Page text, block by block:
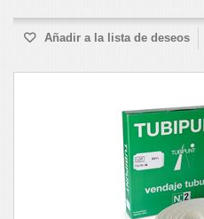
Añadir a la lista de deseos